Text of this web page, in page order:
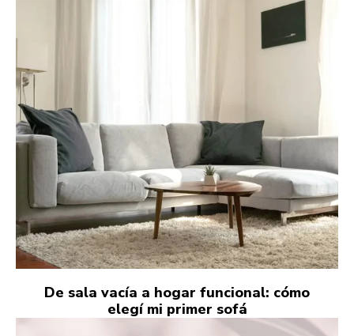
De sala vacía a hogar funcional: cómo
elegí mi primer sofá